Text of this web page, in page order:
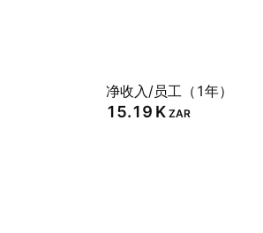
净收入/员工（1年）
‪15.19 K‬ ZAR